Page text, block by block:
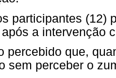
participantes (12)
a intervenção
percebido que,
sem perceber o